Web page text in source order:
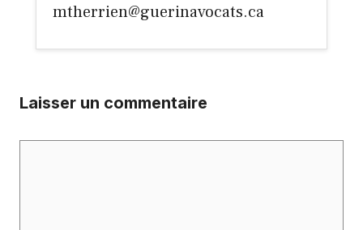
mtherrien@guerinavocats.ca
Laisser un commentaire